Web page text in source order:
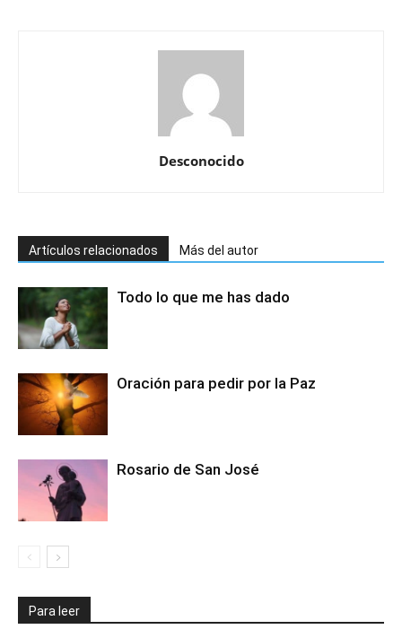
Desconocido
Artículos relacionados Más del autor
Todo lo que me has dado
Oración para pedir por la Paz
Rosario de San José
Para leer